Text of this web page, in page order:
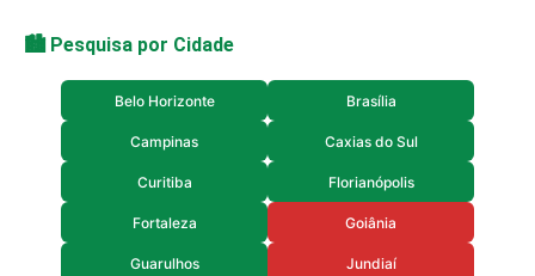
🏙️ Pesquisa por Cidade
Belo Horizonte Brasília
Campinas Caxias do Sul
Curitiba Florianópolis
Fortaleza Goiânia
Guarulhos Jundiaí